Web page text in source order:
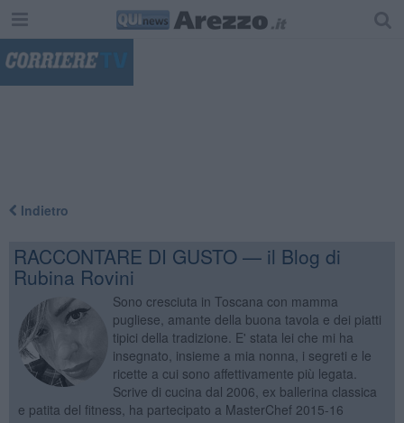
Indietro
RACCONTARE DI GUSTO — il Blog di
Rubina Rovini
Sono cresciuta in Toscana con mamma
pugliese, amante della buona tavola e dei piatti
tipici della tradizione. E' stata lei che mi ha
insegnato, insieme a mia nonna, i segreti e le
ricette a cui sono affettivamente più legata.
Scrive di cucina dal 2006, ex ballerina classica
e patita del fitness, ha partecipato a MasterChef 2015-16